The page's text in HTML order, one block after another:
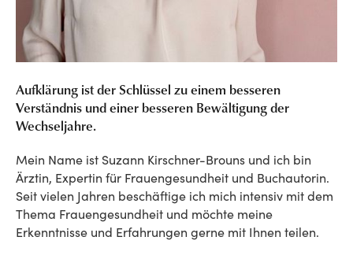
Aufklärung ist der Schlüssel zu einem besseren
Verständnis und einer besseren Bewältigung der
Wechseljahre.
Mein Name ist Suzann Kirschner-Brouns und ich bin
Ärztin, Expertin für Frauengesundheit und Buchautorin.
Seit vielen Jahren beschäftige ich mich intensiv mit dem
Thema Frauengesundheit und möchte meine
Erkenntnisse und Erfahrungen gerne mit Ihnen teilen.